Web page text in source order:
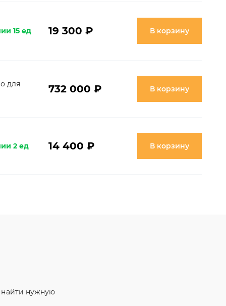
15 ед 19 300 ₽ В корзину
для
732 000 ₽ В корзину
2 ед 14 400 ₽ В корзину
нужную